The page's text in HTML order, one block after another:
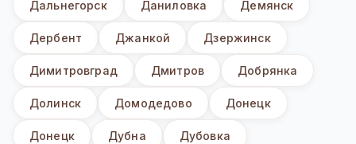
Дальнегорск Даниловка Демянск
Дербент Джанкой Дзержинск
Димитровград Дмитров Добрянка
Долинск Домодедово Донецк
Донецк Дубна Дубовка